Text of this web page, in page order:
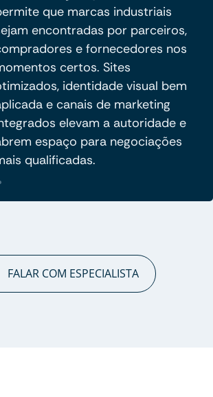
que marcas industriais
encontradas por parceiros,
e fornecedores nos
certos. Sites
identidade visual bem
e canais de marketing
elevam a autoridade e
espaço para negociações
qualificadas.
FALAR COM ESPECIALISTA